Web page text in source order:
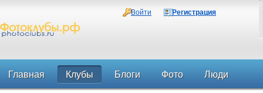
Войти Регистрация
Главная Клубы Блоги Фото Люди